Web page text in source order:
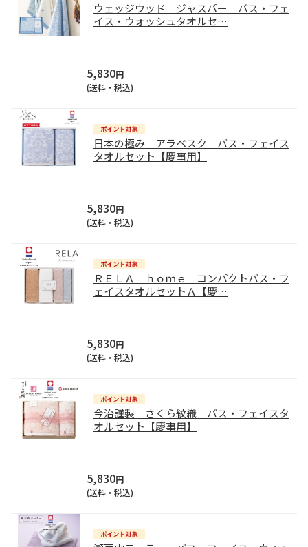
ウェッジウッド ジャスパー バス・フェ
イス・ウォッシュタオルセ…
5,830円
(送料・税込)
日本の極み アラベスク バス・フェイス
タオルセット【慶事用】
5,830円
(送料・税込)
ＲＥＬＡ ｈｏｍｅ コンパクトバス・フ
ェイスタオルセットＡ【慶…
5,830円
(送料・税込)
今治謹製 さくら紋織 バス・フェイスタ
オルセット【慶事用】
5,830円
(送料・税込)